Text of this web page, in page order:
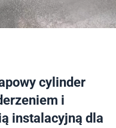
cylinder
i
instalacyjną dla